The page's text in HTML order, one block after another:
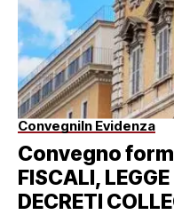
ConvegniIn Evidenza
Convegno
FISCALI,
DECRETI